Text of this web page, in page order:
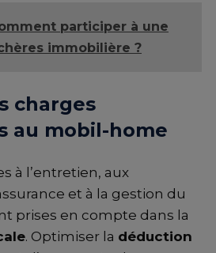
participer à une
immobilière ?
charges
au mobil-home
à l’entretien, aux
et à la gestion du
prises en compte dans la
. Optimiser la déduction